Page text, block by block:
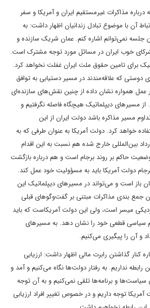
مذاکرات غیرمستقیم ایران و آمریکا و سفر
آن با موضوع تبادل زندانیان اظهار داشت: به
جلسه نمی‌‌توانم اشاره کنم. عمان شریک سازنده و
خوب ایران در مسائل مورد توجه مشترک است.
برای تامین حقوق ملت ایران غفلت نخواهد کرد.
دوستی که علاقه‌مندند در مسیر دستیابی به توافق
عمل همواره نشان داده از چنین نقش‌های سازنده‌ای
از مسیرهای دیپلماتیک هیچگاه فاصله نگرفتیم و
مسیر مذاکره باشد دولت ایران از این
خواهد کرد. دولت آمریکا به عنوان طرفی که به
بین‌المللی خارج شده هم نسبت به این اقدام
حاکم بر روند برجام است و هم درباره بازگشت
دولت آمریکا باید به مسؤولیت خود عمل کند.
باز است و می‌تواند در مسیرهای دیپلماتیک این
جمع بندی مذاکرات مبتنی بر گفت‌وگوهای قبلی
میسر است، ولی این دولت آمریکاست که باید
سیاسی قطعی خود را نشان دهد. به مسیرهای
و آن را پیگیری می‌کنیم.
کنار گذاشتن رابرت مالی اظهار داشت: ارزیابی
نداریم. به رفتار دولت‌ها نگاه می‌کنیم و آمد و
سیاست‌ها و برنامه‌ها تلقی نمی‌کنیم و به آن توجه
آمریکا توجه داریم و در خصوص تغییر افراد ارزیابی